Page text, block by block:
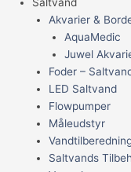
Akvarier &
AquaMedic
Juwel
Foder –
LED Saltvand
Flowpumper
Måleudstyr
Saltvands